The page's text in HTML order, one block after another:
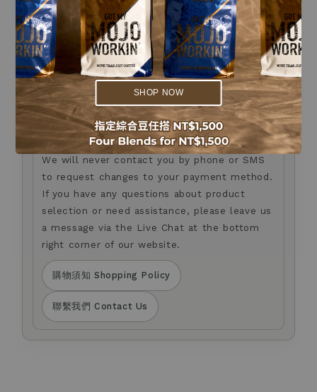
.
.
SHOP NOW
taste; a higher level indicates brighter fruit
acidity and a lighter taste.
了解更多 Learn More
防詐騙提醒
我們不會以電話或簡訊方式通知您變更付款方式。
如您對商品選購，或有任何疑問，歡迎透過官網右下角
Live Chat 留言與我們聯繫。
We will never contact you by phone or SMS
to request changes to your payment method.
If you have any questions about product
selection or need assistance, please leave us
a message via the Live Chat at the bottom
right corner of our website.
購物須知 Shopping Policy
聯繫我們 Contact Us